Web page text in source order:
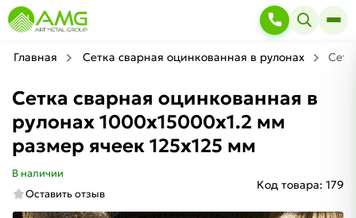
Главная Сетка сварная оцинкованная в рулонах
Сетка сварная оцинкованная в
рулонах 1000х15000х1.2 мм
размер ячеек 125х125 мм
В наличии
Оставить отзыв
Код товара: 179